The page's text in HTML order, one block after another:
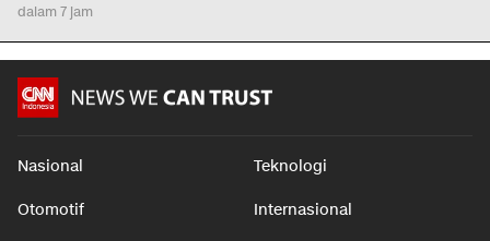
dalam 7 jam
Nasional Teknologi
Otomotif Internasional